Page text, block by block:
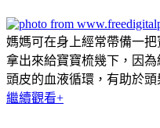
媽媽可在身上經常帶備一
拿出來給寶寶梳幾下，因
頭皮的血液循環，有助於頭
繼續觀看+